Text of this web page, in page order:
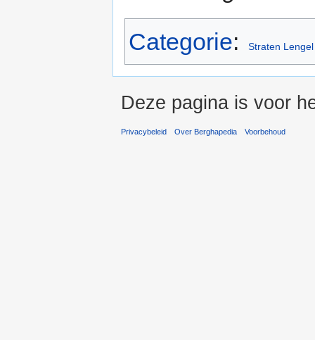
Categorie: Straten Lengel
Deze pagina is voor
Privacybeleid Over Berghapedia Voorbehoud